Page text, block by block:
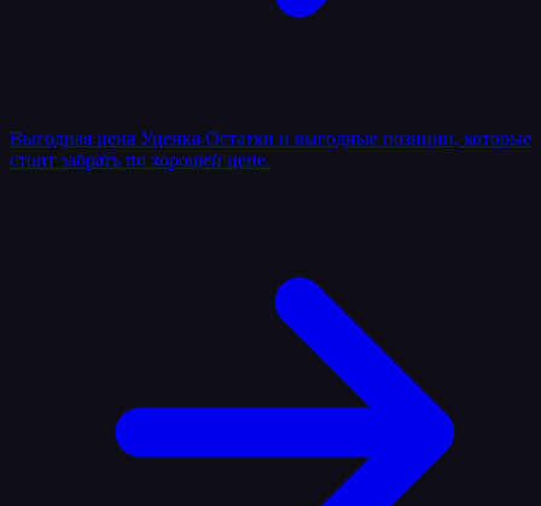
Выгодная цена Уценка Остатки и выгодные позиции, которые
стоит забрать по хорошей цене.